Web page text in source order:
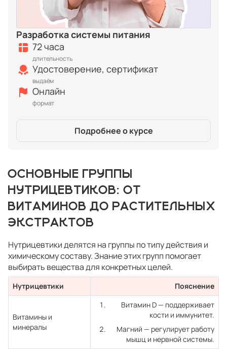
Разработка системы питания
72 часа
длительность
Удостоверение, сертификат
выдаём
Онлайн
формат
Подробнее о курсе
ОСНОВНЫЕ ГРУППЫ
НУТРИЦЕВТИКОВ: ОТ
ВИТАМИНОВ ДО РАСТИТЕЛЬНЫХ
ЭКСТРАКТОВ
Нутрицевтики делятся на группы по типу действия и
химическому составу. Знание этих групп помогает
выбирать вещества для конкретных целей.
Нутрицевтики Пояснение
Витамины и
минералы
Витамин D — поддерживает
кости и иммунитет.
Магний — регулирует работу
мышц и нервной системы.